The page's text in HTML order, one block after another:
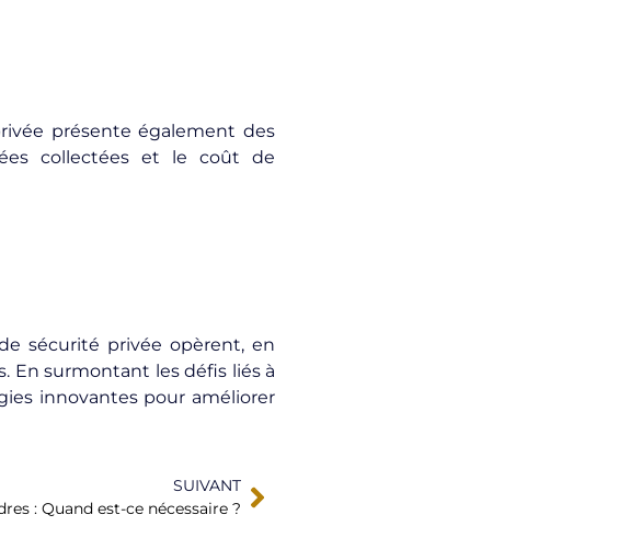
présente également des
collectées et le coût de
sécurité privée opèrent, en
En surmontant les défis liés à
innovantes pour améliorer
SUIVANT
: Quand est-ce nécessaire ?